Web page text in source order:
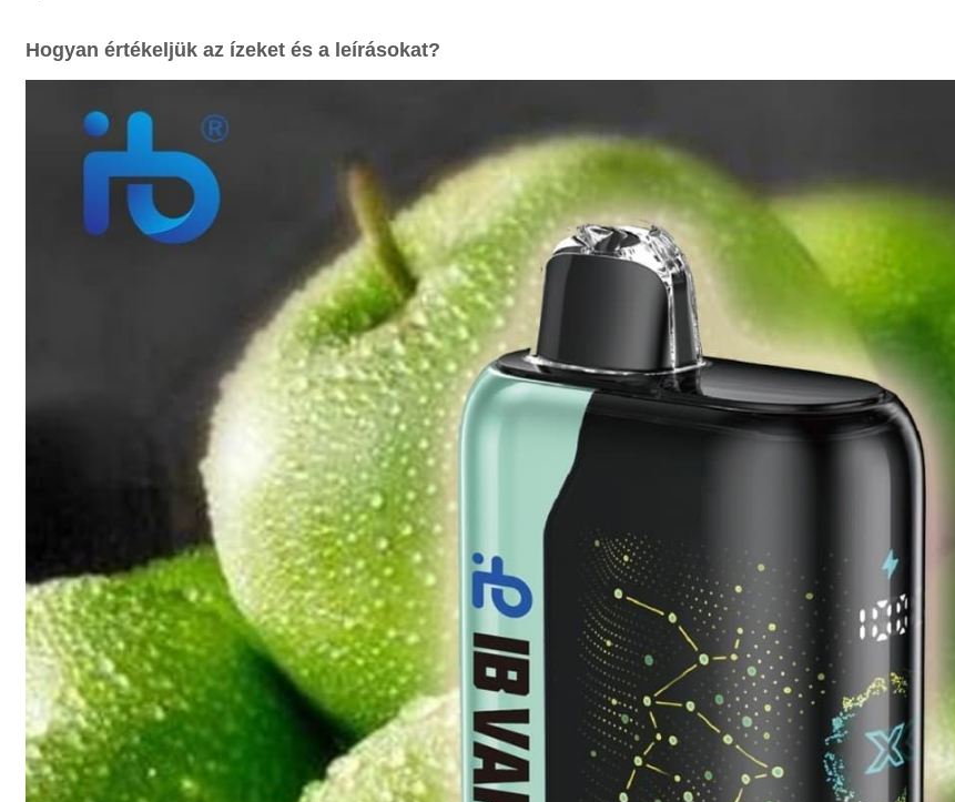
Hogyan értékeljük az ízeket és a leírásokat?